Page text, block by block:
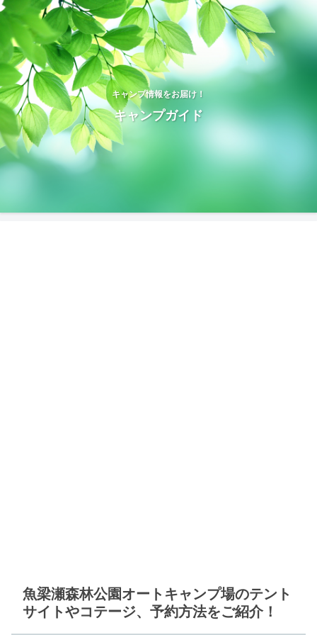
キャンプ情報をお届け！
キャンプガイド
魚梁瀬森林公園オートキャンプ場のテント
サイトやコテージ、予約方法をご紹介！